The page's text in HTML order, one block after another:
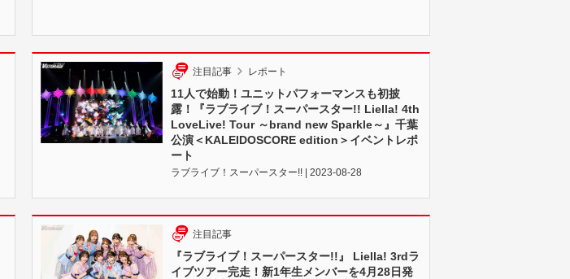
注目記事 レポート
11人で始動！ユニットパフォーマンスも初披
露！『ラブライブ！スーパースター!! Liella! 4th
LoveLive! Tour ～brand new Sparkle～』千葉
公演＜KALEIDOSCORE edition＞イベントレポ
ート
ラブライブ！スーパースター!! | 2023-08-28
注目記事
『ラブライブ！スーパースター!!』 Liella! 3rdラ
イブツアー完走！新1年生メンバーを4月28日発